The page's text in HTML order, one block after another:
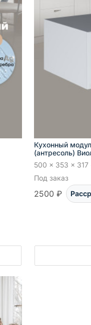
Кухонный
(антресоль)
500 x 353 x
Под заказ
2500 ₽